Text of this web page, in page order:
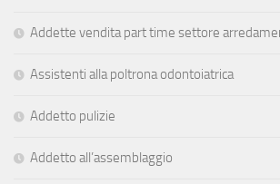
Addette vendita part time settore
Assistenti alla poltrona odontoiatrica
Addetto pulizie
Addetto all’assemblaggio